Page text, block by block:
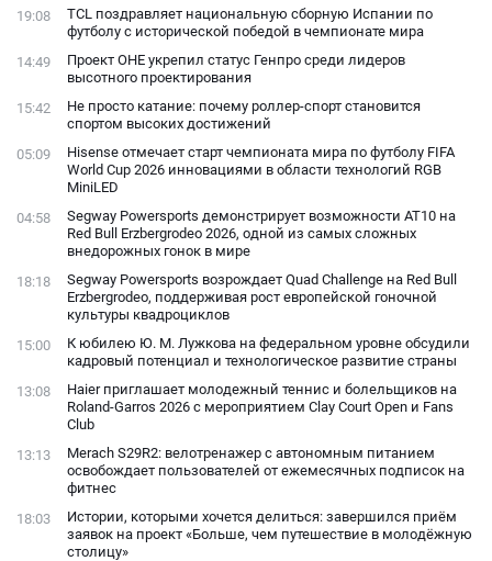
19:08
TCL поздравляет национальную сборную Испании по
футболу с исторической победой в чемпионате мира
14:49
Проект ОНЕ укрепил статус Генпро среди лидеров
высотного проектирования
15:42
Не просто катание: почему роллер-спорт становится
спортом высоких достижений
05:09
Hisense отмечает старт чемпионата мира по футболу FIFA
World Cup 2026 инновациями в области технологий RGB
MiniLED
04:58
Segway Powersports демонстрирует возможности AT10 на
Red Bull Erzbergrodeo 2026, одной из самых сложных
внедорожных гонок в мире
18:18
Segway Powersports возрождает Quad Challenge на Red Bull
Erzbergrodeo, поддерживая рост европейской гоночной
культуры квадроциклов
15:00
К юбилею Ю. М. Лужкова на федеральном уровне обсудили
кадровый потенциал и технологическое развитие страны
13:08
Haier приглашает молодежный теннис и болельщиков на
Roland-Garros 2026 с мероприятием Clay Court Open и Fans
Club
13:13
Merach S29R2: велотренажер с автономным питанием
освобождает пользователей от ежемесячных подписок на
фитнес
18:03
Истории, которыми хочется делиться: завершился приём
заявок на проект «Больше, чем путешествие в молодёжную
столицу»